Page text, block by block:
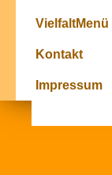
VielfaltMenü
Kontakt
Impressum